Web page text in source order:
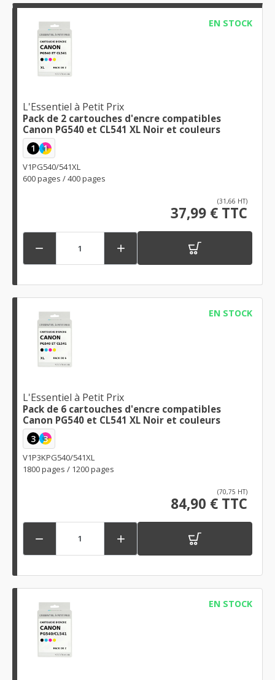
EN STOCK
L'Essentiel à Petit Prix
Pack de 2 cartouches d'encre compatibles
Canon PG540 et CL541 XL Noir et couleurs
1 1
V1PG540/541XL
600 pages / 400 pages
(31,66 HT)
37,99 € TTC
 
EN STOCK
L'Essentiel à Petit Prix
Pack de 6 cartouches d'encre compatibles
Canon PG540 et CL541 XL Noir et couleurs
3 3
V1P3KPG540/541XL
1800 pages / 1200 pages
(70,75 HT)
84,90 € TTC
 
EN STOCK